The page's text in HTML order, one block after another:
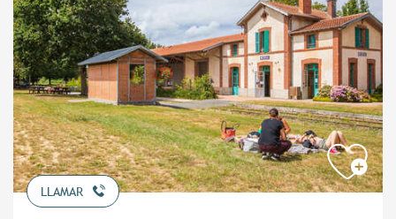
LLAMAR